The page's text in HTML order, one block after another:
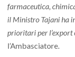
farmaceutica,
il Ministro Tajani ha
prioritari per
l’Ambasciatore.